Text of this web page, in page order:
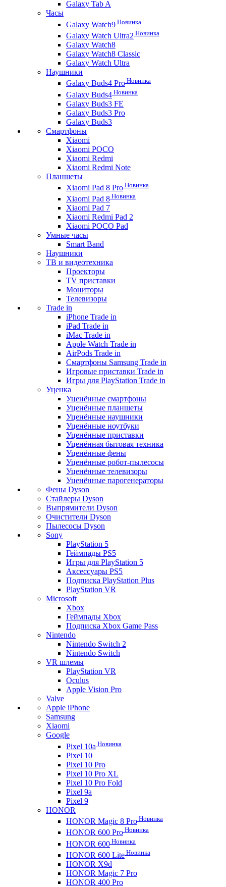
Galaxy Tab A
Часы
Galaxy Watch9 Новинка
Galaxy Watch Ultra2 Новинка
Galaxy Watch8
Galaxy Watch8 Classic
Galaxy Watch Ultra
Наушники
Galaxy Buds4 Pro Новинка
Galaxy Buds4 Новинка
Galaxy Buds3 FE
Galaxy Buds3 Pro
Galaxy Buds3
Смартфоны
Xiaomi
Xiaomi POCO
Xiaomi Redmi
Xiaomi Redmi Note
Планшеты
Xiaomi Pad 8 Pro Новинка
Xiaomi Pad 8 Новинка
Xiaomi Pad 7
Xiaomi Redmi Pad 2
Xiaomi POCO Pad
Умные часы
Smart Band
Наушники
ТВ и видеотехника
Проекторы
TV приставки
Мониторы
Телевизоры
Trade in
iPhone Trade in
iPad Trade in
iMac Trade in
Apple Watch Trade in
AirPods Trade in
Смартфоны Samsung Trade in
Игровые приставки Trade in
Игры для PlayStation Trade in
Уценка
Уценённые смартфоны
Уценённые планшеты
Уценённые наушники
Уценённые ноутбуки
Уценённые приставки
Уценённая бытовая техника
Уценённые фены
Уценённые робот-пылесосы
Уценённые телевизоры
Уценённые парогенераторы
Фены Dyson
Стайлеры Dyson
Выпрямители Dyson
Очистители Dyson
Пылесосы Dyson
Sony
PlayStation 5
Геймпады PS5
Игры для PlayStation 5
Аксессуары PS5
Подписка PlayStation Plus
PlayStation VR
Microsoft
Xbox
Геймпады Xbox
Подписка Xbox Game Pass
Nintendo
Nintendo Switch 2
Nintendo Switch
VR шлемы
PlayStation VR
Oculus
Apple Vision Pro
Valve
Apple iPhone
Samsung
Xiaomi
Google
Pixel 10a Новинка
Pixel 10
Pixel 10 Pro
Pixel 10 Pro XL
Pixel 10 Pro Fold
Pixel 9a
Pixel 9
HONOR
HONOR Magic 8 Pro Новинка
HONOR 600 Pro Новинка
HONOR 600 Новинка
HONOR 600 Lite Новинка
HONOR X9d
HONOR Magic 7 Pro
HONOR 400 Pro